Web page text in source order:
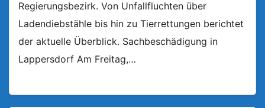
Regierungsbezirk. Von Unfallfluchten über
Ladendiebstähle bis hin zu Tierrettungen berichtet
der aktuelle Überblick. Sachbeschädigung in
Lappersdorf Am Freitag,…